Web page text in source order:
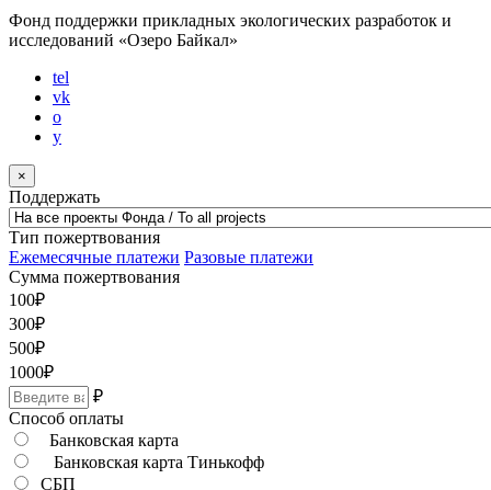
Фонд поддержки прикладных экологических разработок и
исследований «Озеро Байкал»
tel
vk
o
y
×
Поддержать
Тип пожертвования
Ежемесячные платежи Разовые платежи
Сумма пожертвования
100₽
300₽
500₽
1000₽
₽
Способ оплаты
Банковская карта
Банковская карта Тинькофф
СБП